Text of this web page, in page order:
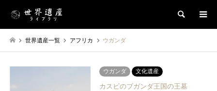
検索
世界遺産一覧 アフリカ ウガンダ
ウガンダ 文化遺産
カスビのブガンダ王国の王墓